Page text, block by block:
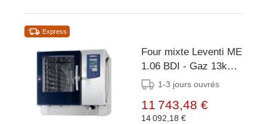
Express
Four mixte Leventi ME
1.06 BDI - Gaz 13kW
- 4x/5x/7x EN
899x831x827(h)mm
1-3 jours ouvrés
11 743,48 €
14 092,18 €